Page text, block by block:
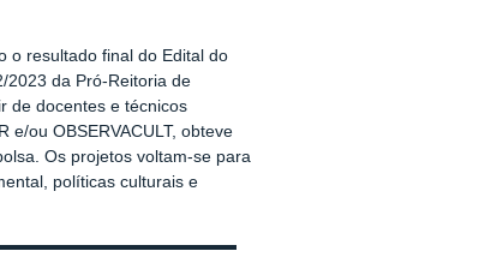
o resultado final do Edital do
2023 da Pró-Reitoria de
de docentes e técnicos
e/ou OBSERVACULT, obteve
Os projetos voltam-se para
políticas culturais e